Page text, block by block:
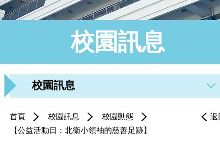
校園訊息
校園訊息
返
首頁 校園訊息
校園動態
【公益活動日：北衞小領袖的慈善足跡】